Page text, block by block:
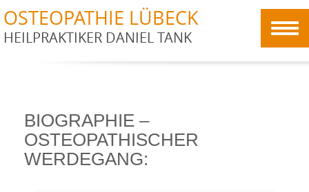
OSTEOPATHIE LÜBECK
HEILPRAKTIKER DANIEL TANK
BIOGRAPHIE –
OSTEOPATHISCHER
WERDEGANG: